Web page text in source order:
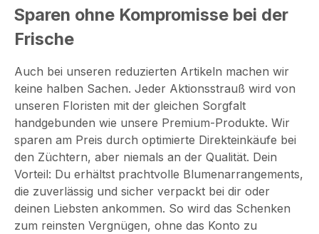
Sparen ohne Kompromisse bei der
Frische
Auch bei unseren reduzierten Artikeln machen wir
keine halben Sachen. Jeder Aktionsstrauß wird von
unseren Floristen mit der gleichen Sorgfalt
handgebunden wie unsere Premium-Produkte. Wir
sparen am Preis durch optimierte Direkteinkäufe bei
den Züchtern, aber niemals an der Qualität. Dein
Vorteil: Du erhältst prachtvolle Blumenarrangements,
die zuverlässig und sicher verpackt bei dir oder
deinen Liebsten ankommen. So wird das Schenken
zum reinsten Vergnügen, ohne das Konto zu